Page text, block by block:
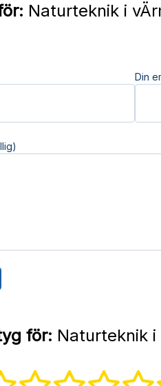
Naturteknik i
Din
för: Naturteknik